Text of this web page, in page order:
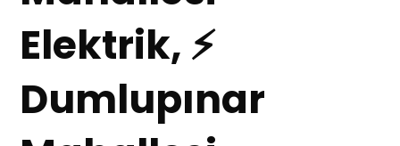
Elektrik, ⚡
Dumlupınar